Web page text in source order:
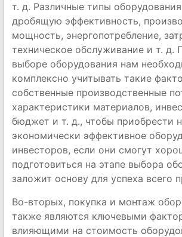
т. д. Различные типы
дробящую эффективность,
мощность, энергопотребление,
техническое обслуживание и т. д.
выборе оборудования нам
комплексно учитывать такие
собственные производственные
характеристики материалов,
бюджет и т. д., чтобы приобрести
экономически эффективное
инвесторов, если они смогут
подготовиться на этапе выбора
заложит основу для успеха всего
Во-вторых, покупка и монтаж
также являются ключевыми
влияющими на стоимость